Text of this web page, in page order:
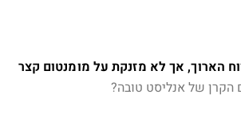
הארוך, אך לא מזנקת על מומנטום קצר
הקרן של אנליסט טובה?